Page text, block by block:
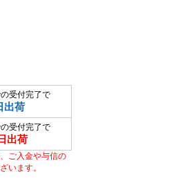
受付完了で
出荷
受付完了で
出荷
ご入金や与信の
います。